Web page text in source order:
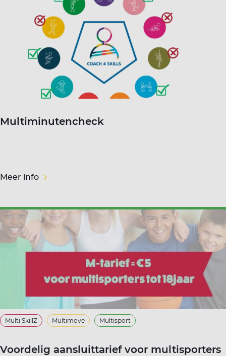
Multiminutencheck
Meer info
Multi SkillZ Multimove Multisport
Voordelig aansluittarief voor multisporters